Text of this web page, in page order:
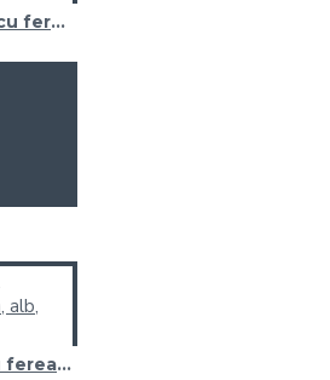
Plic C6/C5, gumat, cu fereastra pe stanga, alb, 1000 buc.
Plic C5, siliconic, cu fereastra pe dreapta, alb, 500 buc.